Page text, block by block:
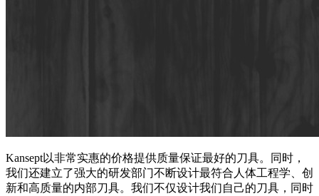
Kansept以非常实惠的价格提供质量保证最好的刀具。同时，
我们还建立了强大的研发部门不断设计最符合人体工程学、创
新和高质量的内部刀具。我们不仅设计我们自己的刀具，同时